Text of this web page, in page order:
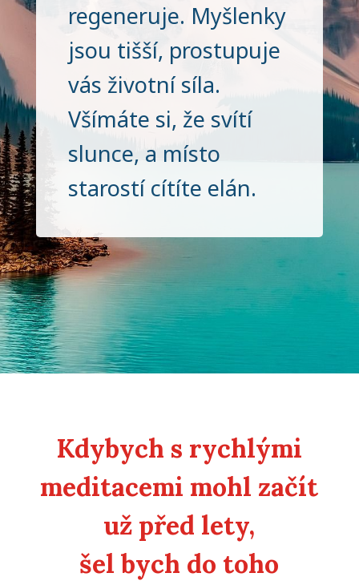
regeneruje. Myšlenky
jsou tišší, prostupuje
vás životní síla.
Všímáte si, že svítí
slunce, a místo
starostí cítíte elán.
Kdybych s rychlými
meditacemi mohl začít
už před lety,
šel bych do toho